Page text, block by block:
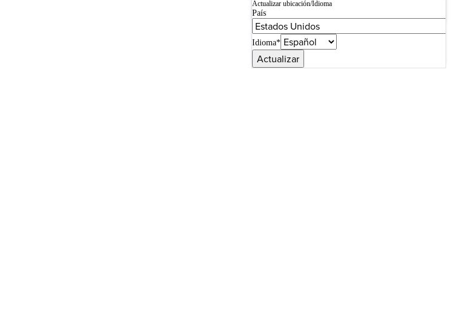
Vet Systems OrthoPedia Patient
Supplier Portal
Synergy Imaging & Resection
Actualizar ubicación/Idioma
País
Idioma*
Actualizar